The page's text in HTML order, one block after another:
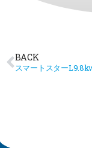
BACK
スマートスター